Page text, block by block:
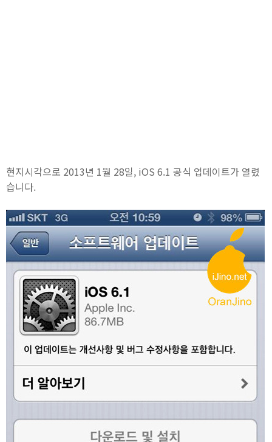
현지시각으로 2013년 1월 28일, iOS 6.1 공식 업데이트가 열렸
습니다.